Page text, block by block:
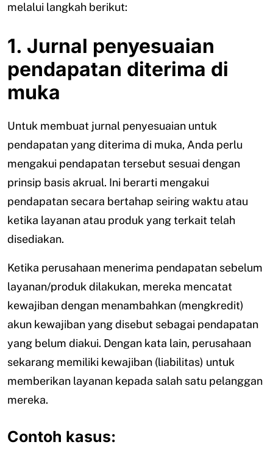
melalui langkah berikut:
1. Jurnal penyesuaian
pendapatan diterima di
muka
Untuk membuat jurnal penyesuaian untuk
pendapatan yang diterima di muka, Anda perlu
mengakui pendapatan tersebut sesuai dengan
prinsip basis akrual. Ini berarti mengakui
pendapatan secara bertahap seiring waktu atau
ketika layanan atau produk yang terkait telah
disediakan.
Ketika perusahaan menerima pendapatan sebelum
layanan/produk dilakukan, mereka mencatat
kewajiban dengan menambahkan (mengkredit)
akun kewajiban yang disebut sebagai pendapatan
yang belum diakui. Dengan kata lain, perusahaan
sekarang memiliki kewajiban (liabilitas) untuk
memberikan layanan kepada salah satu pelanggan
mereka.
Contoh kasus: